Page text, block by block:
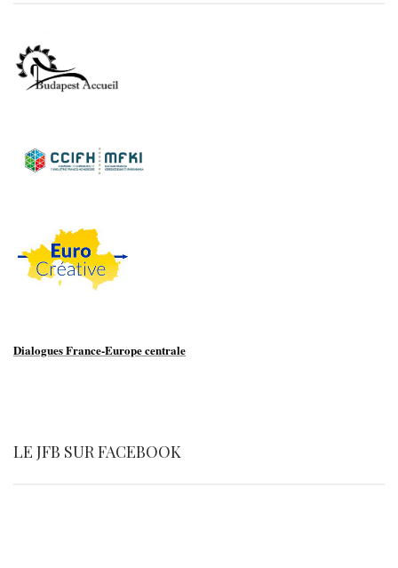
Dialogues France-Europe centrale
LE JFB SUR FACEBOOK